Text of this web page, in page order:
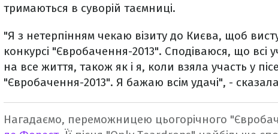
тримаються в суворій таємниці.
"Я з нетерпінням чекаю візиту до Києва, щоб
конкурсі "Євробачення-2013". Сподіваюся, що всі
на все життя, також як і я, коли взяла участь у
"Євробачення-2013". Я бажаю всім удачі", - сказала
Нагадаємо, переможницею цьогорічного